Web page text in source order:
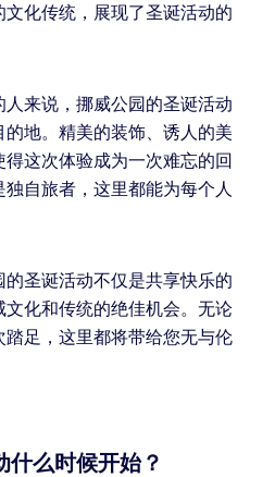
化传统，展现了圣诞活动的
来说，挪威公园的圣诞活动
地。精美的装饰、诱人的美
这次体验成为一次难忘的回
自旅者，这里都能为每个人
圣诞活动不仅是共享快乐的
化和传统的绝佳机会。无论
足，这里都将带给您无与伦
什么时候开始？